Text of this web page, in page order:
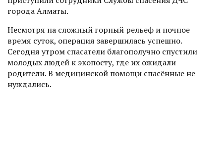
города Алматы.
Несмотря на сложный горный рельеф и ночное
время суток, операция завершилась успешно.
Сегодня утром спасатели благополучно спустили
молодых людей к экопосту, где их ожидали
родители. В медицинской помощи спасённые не
нуждались.